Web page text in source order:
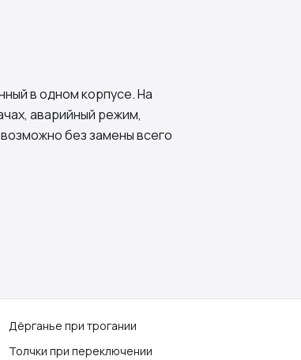
в одном корпусе. На
аварийный режим,
без замены всего
Дёрганье при трогании
Толчки при переключении